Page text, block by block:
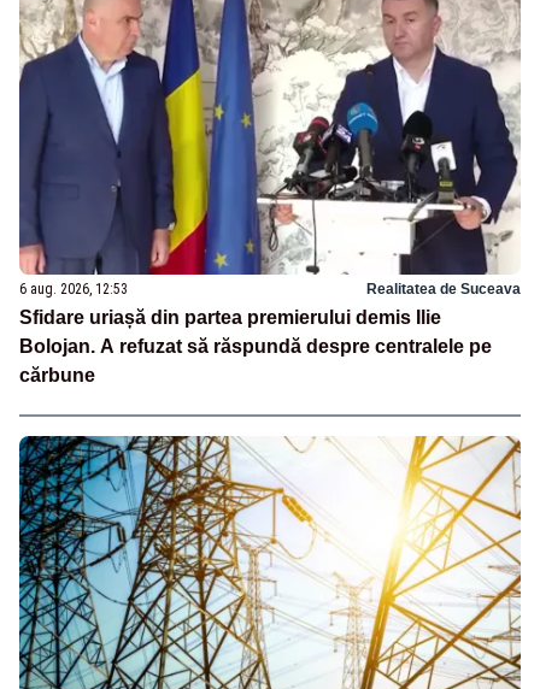
6 aug. 2026, 12:53 Realitatea de Suceava
Sfidare uriașă din partea premierului demis Ilie
Bolojan. A refuzat să răspundă despre centralele pe
cărbune